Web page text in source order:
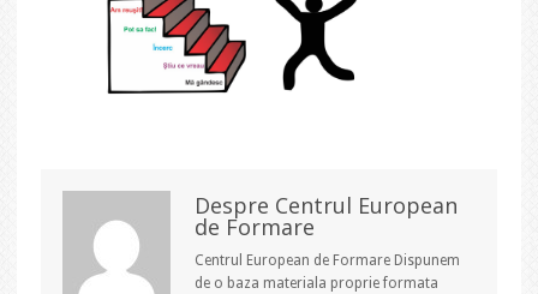
Despre Centrul European
de Formare
Centrul European de Formare Dispunem
de o baza materiala proprie formata